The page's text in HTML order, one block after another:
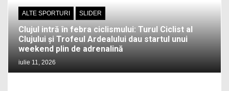
ALTE SPORTURI SLIDER
Clujul intră în febra ciclismului: Turul Ciclist al
Clujului și Trofeul Ardealului dau startul unui
weekend plin de adrenalină
iulie 11, 2026